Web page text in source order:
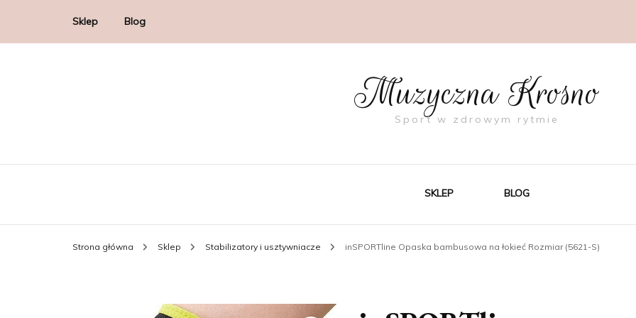
Sklep Blog
Muzyczna Krosno
Sport w zdrowym rytmie
SKLEP BLOG
Strona główna Sklep Stabilizatory i usztywniacze inSPORTline Opaska bambusowa na łokieć Rozmiar (5621-S)